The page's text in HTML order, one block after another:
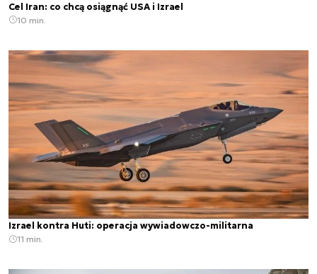
Cel Iran: co chcą osiągnąć USA i Izrael
10 min.
Izrael kontra Huti: operacja wywiadowczo-militarna
11 min.